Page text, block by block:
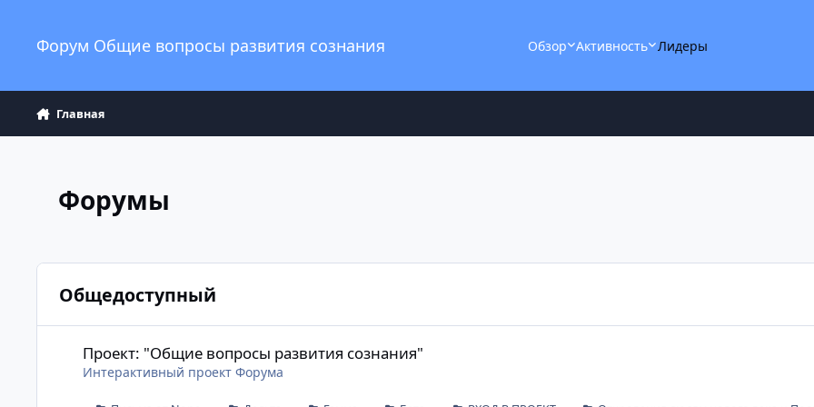
Форум Общие вопросы развития сознания Обзор Активность Лидеры
Главная
Форумы
Общедоступный
Проект: "Общие вопросы развития сознания"
Интерактивный проект Форума